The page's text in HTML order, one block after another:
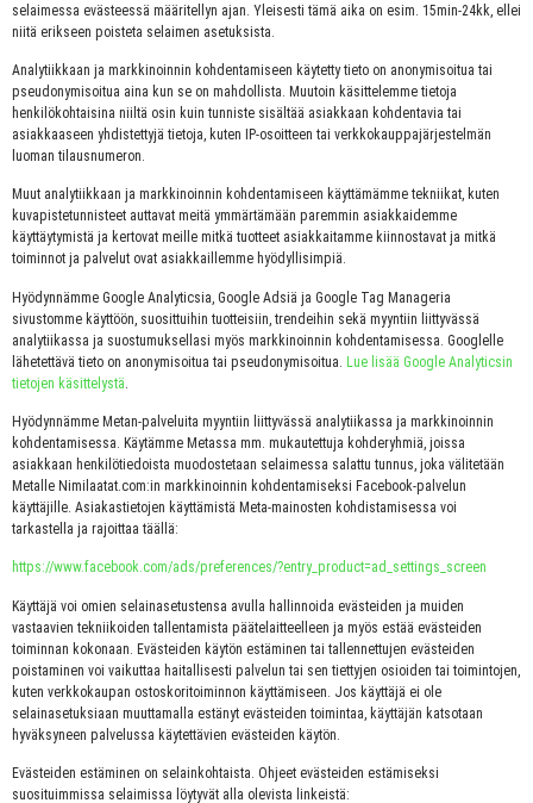
selaimessa evästeessä määritellyn ajan. Yleisesti tämä aika on esim. 15min-24kk, ellei
niitä erikseen poisteta selaimen asetuksista.
Analytiikkaan ja markkinoinnin kohdentamiseen käytetty tieto on anonymisoitua tai
pseudonymisoitua aina kun se on mahdollista. Muutoin käsittelemme tietoja
henkilökohtaisina niiltä osin kuin tunniste sisältää asiakkaan kohdentavia tai
asiakkaaseen yhdistettyjä tietoja, kuten IP-osoitteen tai verkkokauppajärjestelmän
luoman tilausnumeron.
Muut analytiikkaan ja markkinoinnin kohdentamiseen käyttämämme tekniikat, kuten
kuvapistetunnisteet auttavat meitä ymmärtämään paremmin asiakkaidemme
käyttäytymistä ja kertovat meille mitkä tuotteet asiakkaitamme kiinnostavat ja mitkä
toiminnot ja palvelut ovat asiakkaillemme hyödyllisimpiä.
Hyödynnämme Google Analyticsia, Google Adsiä ja Google Tag Manageria
sivustomme käyttöön, suosittuihin tuotteisiin, trendeihin sekä myyntiin liittyvässä
analytiikassa ja suostumuksellasi myös markkinoinnin kohdentamisessa. Googlelle
lähetettävä tieto on anonymisoitua tai pseudonymisoitua. Lue lisää Google Analyticsin
tietojen käsittelystä
Hyödynnämme Metan-palveluita myyntiin liittyvässä analytiikassa ja markkinoinnin
kohdentamisessa. Käytämme Metassa mm. mukautettuja kohderyhmiä, joissa
asiakkaan henkilötiedoista muodostetaan selaimessa salattu tunnus, joka välitetään
Metalle Nimilaatat.com:in markkinoinnin kohdentamiseksi Facebook-palvelun
käyttäjille. Asiakastietojen käyttämistä Meta-mainosten kohdistamisessa voi
tarkastella ja rajoittaa täällä:
https://www.facebook.com/ads/preferences/?entry_product=ad_settings_screen
Käyttäjä voi omien selainasetustensa avulla hallinnoida evästeiden ja muiden
vastaavien tekniikoiden tallentamista päätelaitteelleen ja myös estää evästeiden
toiminnan kokonaan. Evästeiden käytön estäminen tai tallennettujen evästeiden
poistaminen voi vaikuttaa haitallisesti palvelun tai sen tiettyjen osioiden tai toimintojen,
kuten verkkokaupan ostoskoritoiminnon käyttämiseen. Jos käyttäjä ei ole
selainasetuksiaan muuttamalla estänyt evästeiden toimintaa, käyttäjän katsotaan
hyväksyneen palvelussa käytettävien evästeiden käytön.
Evästeiden estäminen on selainkohtaista. Ohjeet evästeiden estämiseksi
suosituimmissa selaimissa löytyvät alla olevista linkeistä: